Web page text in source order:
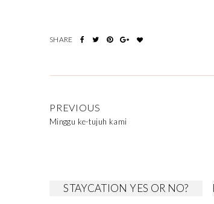
PREVIOUS
Minggu ke-tujuh kami
STAYCATION YES OR NO?